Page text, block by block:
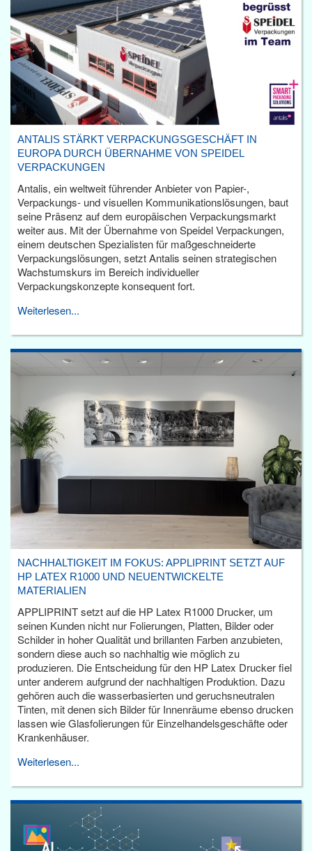
ANTALIS STÄRKT VERPACKUNGSGESCHÄFT IN
EUROPA DURCH ÜBERNAHME VON SPEIDEL
VERPACKUNGEN
Antalis, ein weltweit führender Anbieter von Papier-,
Verpackungs- und visuellen Kommunikationslösungen, baut
seine Präsenz auf dem europäischen Verpackungsmarkt
weiter aus. Mit der Übernahme von Speidel Verpackungen,
einem deutschen Spezialisten für maßgeschneiderte
Verpackungslösungen, setzt Antalis seinen strategischen
Wachstumskurs im Bereich individueller
Verpackungskonzepte konsequent fort.
Weiterlesen...
NACHHALTIGKEIT IM FOKUS: APPLIPRINT SETZT AUF
HP LATEX R1000 UND NEUENTWICKELTE
MATERIALIEN
APPLIPRINT setzt auf die HP Latex R1000 Drucker, um
seinen Kunden nicht nur Folierungen, Platten, Bilder oder
Schilder in hoher Qualität und brillanten Farben anzubieten,
sondern diese auch so nachhaltig wie möglich zu
produzieren. Die Entscheidung für den HP Latex Drucker fiel
unter anderem aufgrund der nachhaltigen Produktion. Dazu
gehören auch die wasserbasierten und geruchsneutralen
Tinten, mit denen sich Bilder für Innenräume ebenso drucken
lassen wie Glasfolierungen für Einzelhandelsgeschäfte oder
Krankenhäuser.
Weiterlesen...